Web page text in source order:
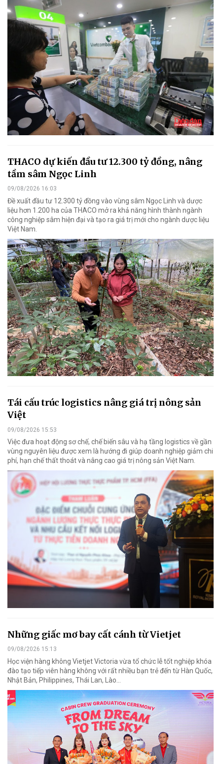
THACO dự kiến đầu tư 12.300 tỷ đồng, nâng
tầm sâm Ngọc Linh
09/08/2026 16:03
Đề xuất đầu tư 12.300 tỷ đồng vào vùng sâm Ngọc Linh và dược
liệu hơn 1.200 ha của THACO mở ra khả năng hình thành ngành
công nghiệp sâm hiện đại và tạo ra giá trị mới cho ngành dược liệu
Việt Nam.
Tái cấu trúc logistics nâng giá trị nông sản
Việt
09/08/2026 15:53
Việc đưa hoạt động sơ chế, chế biến sâu và hạ tầng logistics về gần
vùng nguyên liệu được xem là hướng đi giúp doanh nghiệp giảm chi
phí, hạn chế thất thoát và nâng cao giá trị nông sản Việt Nam.
Những giấc mơ bay cất cánh từ Vietjet
09/08/2026 15:13
Học viện hàng không Vietjet Victoria vừa tổ chức lễ tốt nghiệp khóa
đào tạo tiếp viên hàng không với rất nhiều bạn trẻ đến từ Hàn Quốc,
Nhật Bản, Philippines, Thái Lan, Lào…